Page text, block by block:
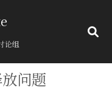
论组
问题